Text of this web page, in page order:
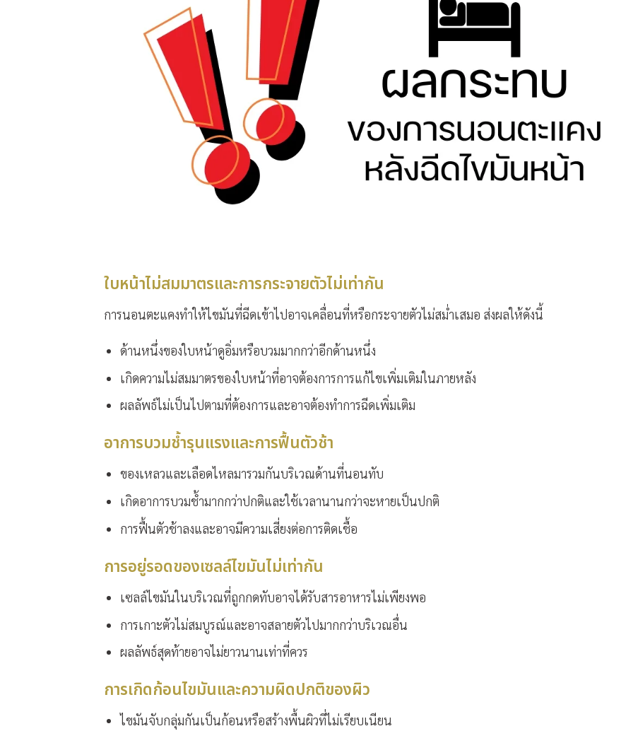
ใบหน้าไม่สมมาตรและการกระจายตัวไม่เท่ากัน
การนอนตะแคงทำให้ไขมันที่ฉีดเข้าไปอาจเคลื่อนที่หรือกระจายตัวไม่สม่ำเสมอ ส่งผลให้ดังนี้
ด้านหนึ่งของใบหน้าดูอิ่มหรือบวมมากกว่าอีกด้านหนึ่ง
เกิดความไม่สมมาตรของใบหน้าที่อาจต้องการการแก้ไขเพิ่มเติมในภายหลัง
ผลลัพธ์ไม่เป็นไปตามที่ต้องการและอาจต้องทำการฉีดเพิ่มเติม
อาการบวมช้ำรุนแรงและการฟื้นตัวช้า
ของเหลวและเลือดไหลมารวมกันบริเวณด้านที่นอนทับ
เกิดอาการบวมช้ำมากกว่าปกติและใช้เวลานานกว่าจะหายเป็นปกติ
การฟื้นตัวช้าลงและอาจมีความเสี่ยงต่อการติดเชื้อ
การอยู่รอดของเซลล์ไขมันไม่เท่ากัน
เซลล์ไขมันในบริเวณที่ถูกกดทับอาจได้รับสารอาหารไม่เพียงพอ
การเกาะตัวไม่สมบูรณ์และอาจสลายตัวไปมากกว่าบริเวณอื่น
ผลลัพธ์สุดท้ายอาจไม่ยาวนานเท่าที่ควร
การเกิดก้อนไขมันและความผิดปกติของผิว
ไขมันจับกลุ่มกันเป็นก้อนหรือสร้างพื้นผิวที่ไม่เรียบเนียน